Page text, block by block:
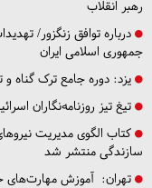
رهبر انقلاب
درباره توافق زنگزور/
جمهوری اسلامی ایران
یزد: دوره جامع ترک گناه و
تیغ تیز روزنامه‌نگاران
کتاب الگوی مدیریت
سازندگی منتشر شد
تهران: آموزش مهارت‌های